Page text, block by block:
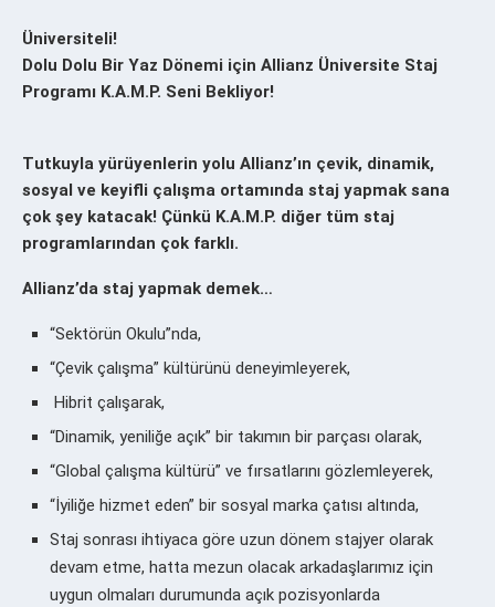
Üniversiteli!
Dolu Dolu Bir Yaz Dönemi için Allianz Üniversite Staj
Programı K.A.M.P. Seni Bekliyor!
Tutkuyla yürüyenlerin yolu Allianz’ın çevik, dinamik,
sosyal ve keyifli çalışma ortamında staj yapmak sana
çok şey katacak! Çünkü K.A.M.P. diğer tüm staj
programlarından çok farklı.
Allianz’da staj yapmak demek…
“Sektörün Okulu”nda,
“Çevik çalışma” kültürünü deneyimleyerek,
Hibrit çalışarak,
“Dinamik, yeniliğe açık” bir takımın bir parçası olarak,
“Global çalışma kültürü” ve fırsatlarını gözlemleyerek,
“İyiliğe hizmet eden” bir sosyal marka çatısı altında,
Staj sonrası ihtiyaca göre uzun dönem stajyer olarak
devam etme, hatta mezun olacak arkadaşlarımız için
uygun olmaları durumunda açık pozisyonlarda